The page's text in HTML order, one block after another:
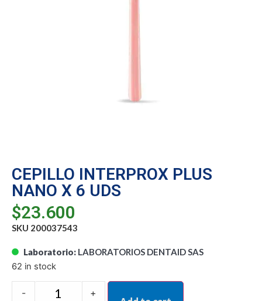
CEPILLO INTERPROX PLUS
NANO X 6 UDS
$23.600
SKU 200037543
Laboratorio: LABORATORIOS DENTAID SAS
62 in stock
- +